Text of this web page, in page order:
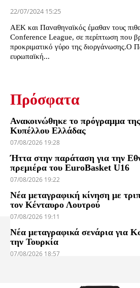
22/07/2024 15:25
ΑΕΚ και Παναθηναϊκός έμαθαν τους
Conference League, σε περίπτωση που
προκριματικό γύρο της διοργάνωσης.Ο
ευρωπαϊκή...
Πρόσφατα
Ανακοινώθηκε το πρόγραμμα
Κυπέλλου Ελλάδας
07/08/2026 19:28
Ήττα στην παράταση για την
πρεμιέρα του EuroBasket U16
07/08/2026 19:22
Νέα μεταγραφική κίνηση με
τον Κένταυρο Λουτρού
07/08/2026 19:11
Νέα μεταγραφικά σενάρια για
την Τουρκία
07/08/2026 18:57